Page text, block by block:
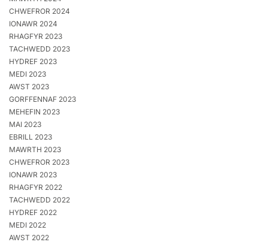
CHWEFROR 2024
IONAWR 2024
RHAGFYR 2023
TACHWEDD 2023
HYDREF 2023
MEDI 2023
AWST 2023
GORFFENNAF 2023
MEHEFIN 2023
MAI 2023
EBRILL 2023
MAWRTH 2023
CHWEFROR 2023
IONAWR 2023
RHAGFYR 2022
TACHWEDD 2022
HYDREF 2022
MEDI 2022
AWST 2022